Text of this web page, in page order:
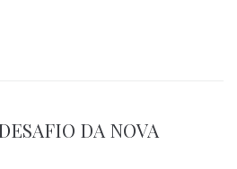
DA NOVA